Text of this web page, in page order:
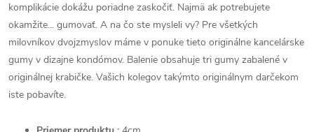
komplikácie dokážu poriadne zaskočiť. Najmä ak potrebujete
okamžite... gumovať. A na čo ste mysleli vy? Pre všetkých
milovníkov dvojzmyslov máme v ponuke tieto originálne kancelárske
gumy v dizajne kondómov. Balenie obsahuje tri gumy zabalené v
originálnej krabičke. Vašich kolegov takýmto originálnym darčekom
iste pobavíte.